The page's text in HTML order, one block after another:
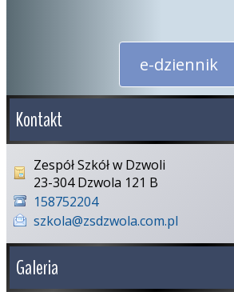
e-dziennik
Kontakt
Zespół Szkół w Dzwoli
23-304 Dzwola 121 B
158752204
szkola@zsdzwola.com.pl
Galeria